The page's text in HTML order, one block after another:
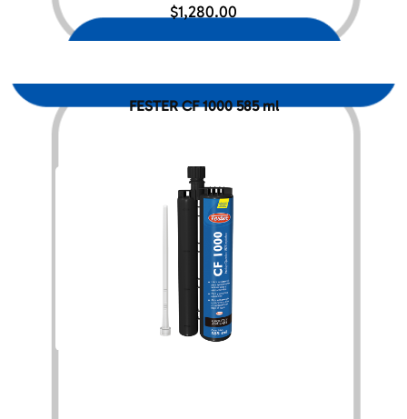
$1,280.00
FESTER CF 1000 585 ml